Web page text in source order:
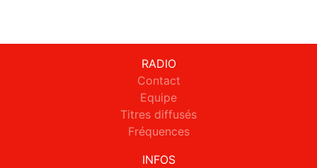
RADIO
Contact
Equipe
Titres diffusés
Fréquences
INFOS